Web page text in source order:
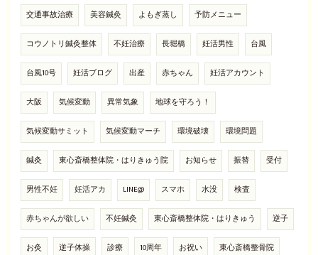
交通事故治療 美容鍼灸 よもぎ蒸し 予防メニュー
コウノトリ鍼灸整体 不妊治療 長堀橋 妊活男性 台風
台風10号 妊活ブログ 出産 赤ちゃん 妊活アカウント
大阪 気候変動 異常気象 地球を守ろう！
気候変動サミット 気候変動マーチ 環境破壊 環境問題
鍼灸 東心斎橋整体院・はりきゅう院 お知らせ 振替 受付
男性不妊 妊活アカ LINE@ スマホ 水没 検査
赤ちゃんが欲しい 不妊鍼灸 東心斎橋整体院・はりきゅう 逆子
お灸 逆子体操 診療 10周年 お祝い 東心斎橋整骨院